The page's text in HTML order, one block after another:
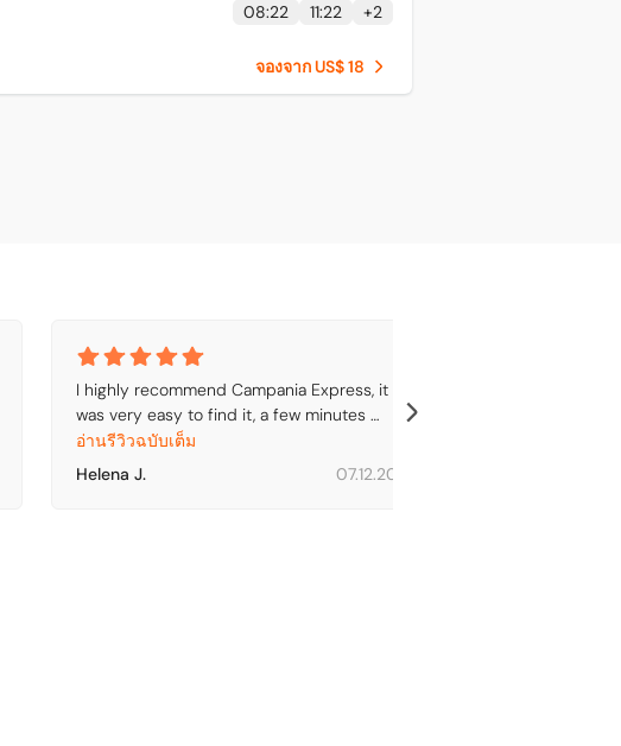
08:22 11:22 +2
จองจาก US$ 18
I highly recommend Campania Express, it
was very easy to find it, a few minutes
walking from the Napoli Central. I
recommend to go earlier, or in the day
อ่านรีวิวฉบับเต็ม
Helena J.
07.12.2025